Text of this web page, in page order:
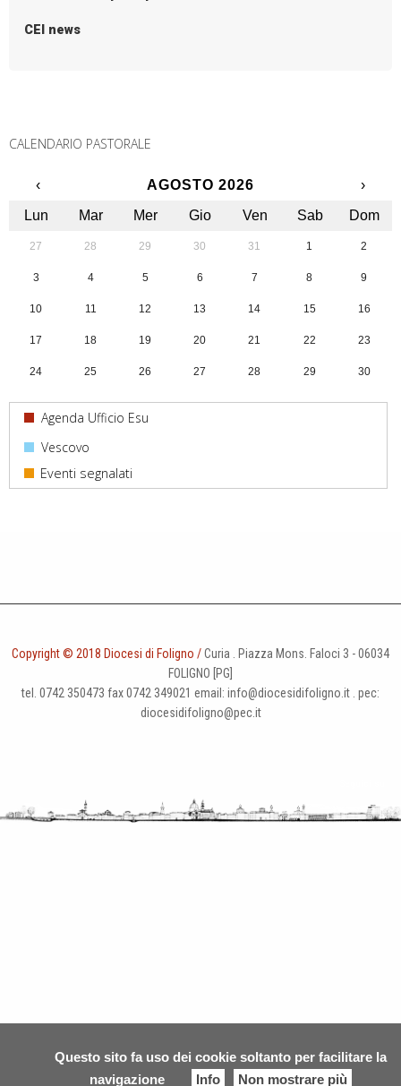
Questo sito fa uso dei cookie soltanto per facilitare la
navigazione
Info Non mostrare più
CEI news
CALENDARIO PASTORALE
‹ AGOSTO 2026
›
Lun
Mar Mer Gio Ven Sab Dom
27 28 29 30 31 1 2
3 4 5 6 7 8 9
10 11 12 13 14 15 16
17 18 19 20 21 22 23
24 25 26 27 28 29 30
31 1 2 3 4 5 6
Agenda Ufficio Esu
Vescovo
Copyright © 2018 Diocesi di Foligno /Curia . Piazza Mons. Faloci 3 - 06034
FOLIGNO [PG]
tel. 0742 350473 fax 0742 349021 email: info@diocesidifoligno.it . pec:
diocesidifoligno@pec.it